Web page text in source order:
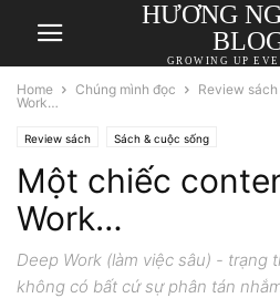
HƯƠNG
GROWING UP
Home Chúng mình đọc Review sách
Work…
Review sách Sách & cuộc sống
Một chiếc
Work…
Deep Work (làm việc sâu) - trạng
không có bất cứ sự phân tán